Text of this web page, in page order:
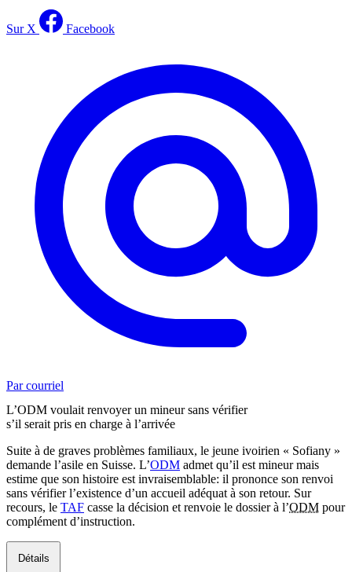
Sur X Facebook
Par courriel
L’ODM voulait renvoyer un mineur sans vérifier
s’il serait pris en charge à l’arrivée
Suite à de graves problèmes familiaux, le jeune ivoirien « Sofiany »
demande l’asile en Suisse. L’ODM admet qu’il est mineur mais
estime que son histoire est invraisemblable: il prononce son renvoi
sans vérifier l’existence d’un accueil adéquat à son retour. Sur
recours, le TAF casse la décision et renvoie le dossier à l’ODM pour
complément d’instruction.
Détails